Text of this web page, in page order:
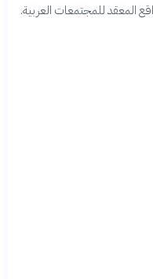
المعقد للمجتمعات العربية.